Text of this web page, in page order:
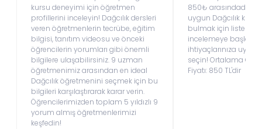
kursu deneyimi için öğretmen
profillerini inceleyin! Dağcılık dersleri
veren öğretmenlerin tecrübe, eğitim
bilgisi, tanıtım videosu ve önceki
öğrencilerin yorumları gibi önemli
bilgilere ulaşabilirsiniz. 9 uzman
öğretmenimiz arasından en ideal
Dağcılık öğretmenini seçmek için bu
bilgileri karşılaştırarak karar verin.
Öğrencilerimizden toplam 5 yıldızlı 9
yorum almış öğretmenlerimizi
keşfedin!
850₺
uygun Dağcılık
bulmak için listemizi
incelemeye başlayın
ihtiyaçlarınıza
seçin! Ortalama
Fiyatı: 850 TL'dir